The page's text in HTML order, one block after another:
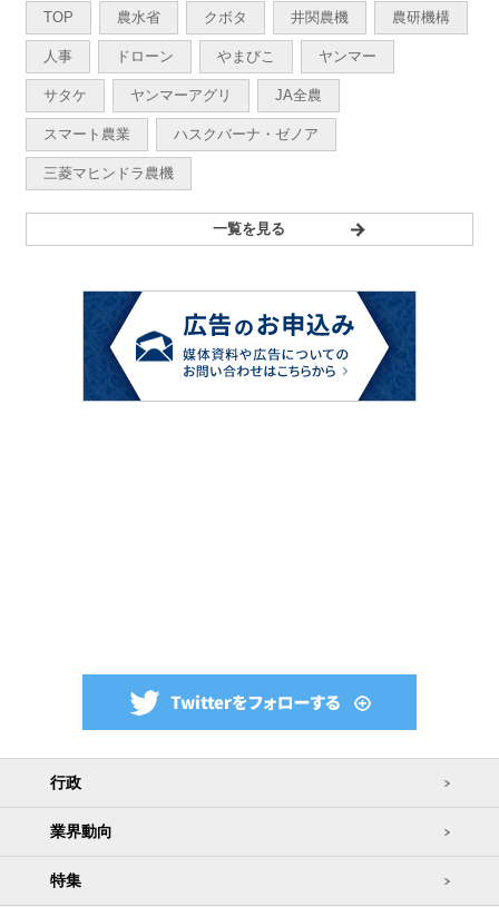
TOP 農水省 クボタ 井関農機 農研機構
人事 ドローン やまびこ ヤンマー
サタケ ヤンマーアグリ JA全農
スマート農業 ハスクバーナ・ゼノア
三菱マヒンドラ農機
一覧を見る
行政
業界動向
特集